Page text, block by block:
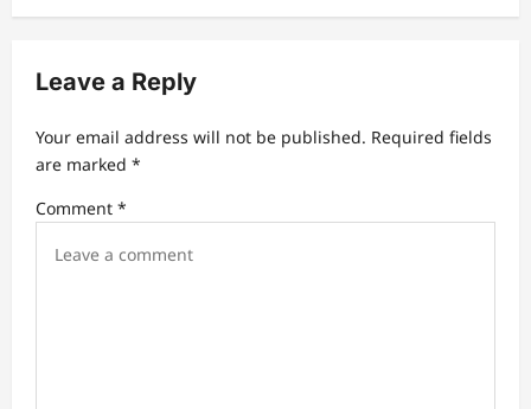
v
g
a
t
i
Leave a Reply
Your email address will not be published. Required fields
are marked *
Comment *